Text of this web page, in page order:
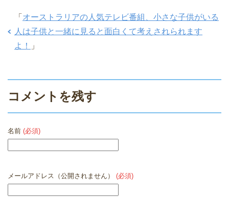
「 オーストラリアの人気テレビ番組、小さな子供がいる
人は子供と一緒に見ると面白くて考えされられます
よ！
」
コメントを残す
名前 (必須)
メールアドレス（公開されません） (必須)